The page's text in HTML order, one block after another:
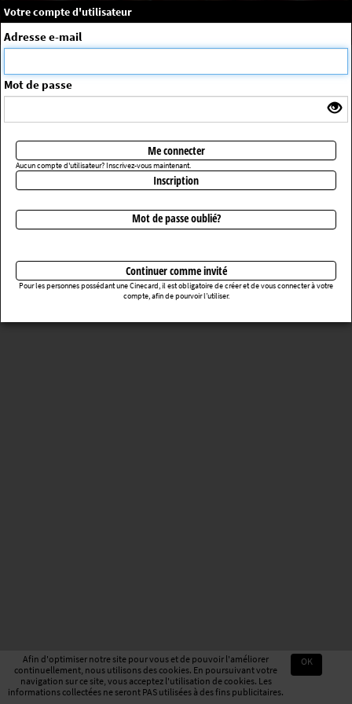
Afin d'optimiser notre site pour vous et de pouvoir l'améliorer
continuellement, nous utilisons des cookies. En poursuivant votre
navigation sur ce site, vous acceptez l'utilisation de cookies. Les
informations collectées ne seront PAS utilisées à des fins publicitaires.
OK
Message système
La séance choisie n'a pas été trouvée
Votre compte d'utilisateur
Adresse e-mail
Mot de passe
Me connecter
Aucun compte d'utilisateur? Inscrivez-vous maintenant.
Inscription
Mot de passe oublié?
Continuer comme invité
Pour les personnes possédant une Cinecard, il est obligatoire de créer et de vous connecter à votre
compte, afin de pourvoir l’utiliser.